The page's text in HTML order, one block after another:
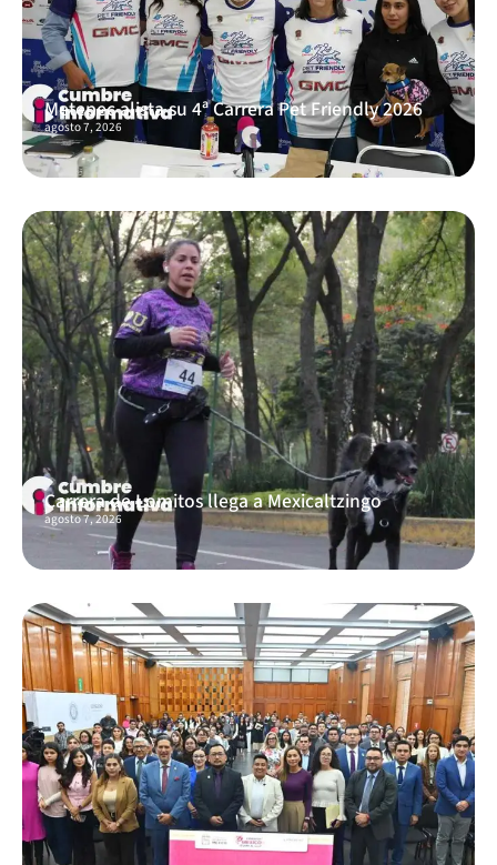
Metepec alista su 4ª Carrera Pet Friendly 2026
agosto 7, 2026
Carrera de Lomitos llega a Mexicaltzingo
agosto 7, 2026